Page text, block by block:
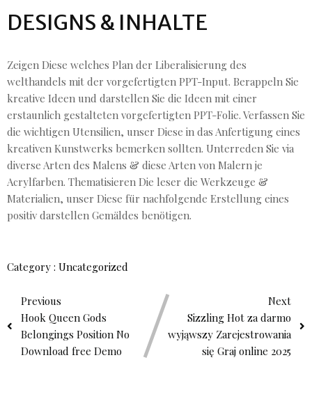
DESIGNS & INHALTE
Zeigen Diese welches Plan der Liberalisierung des
welthandels mit der vorgefertigten PPT-Input. Berappeln Sie
kreative Ideen und darstellen Sie die Ideen mit einer
erstaunlich gestalteten vorgefertigten PPT-Folie. Verfassen Sie
die wichtigen Utensilien, unser Diese in das Anfertigung eines
kreativen Kunstwerks bemerken sollten. Unterreden Sie via
diverse Arten des Malens & diese Arten von Malern je
Acrylfarben. Thematisieren Die leser die Werkzeuge &
Materialien, unser Diese für nachfolgende Erstellung eines
positiv darstellen Gemäldes benötigen.
Category : Uncategorized
Previous
Hook Queen Gods
Belongings Position No
Download free Demo
Next
Sizzling Hot za darmo
wyjąwszy Zarejestrowania
się Graj online 2025